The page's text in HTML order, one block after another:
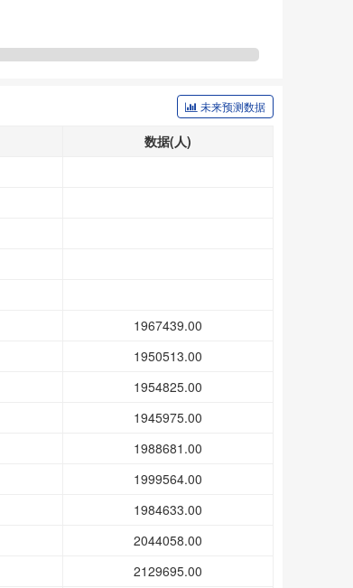
未来预测数据
数据(人)
1967439.00
1950513.00
1954825.00
1945975.00
1988681.00
1999564.00
1984633.00
2044058.00
2129695.00